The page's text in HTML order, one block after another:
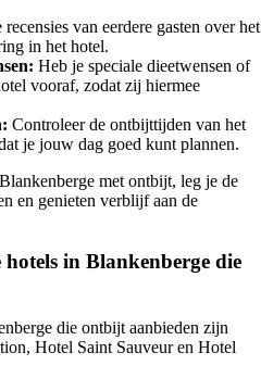
van eerdere gasten over het
in het hotel.
Heb je speciale dieetwensen of
vooraf, zodat zij hiermee
Controleer de ontbijttijden van het
je jouw dag goed kunt plannen.
met ontbijt, leg je de
en genieten verblijf aan de
in Blankenberge die
die ontbijt aanbieden zijn
Hotel Saint Sauveur en Hotel